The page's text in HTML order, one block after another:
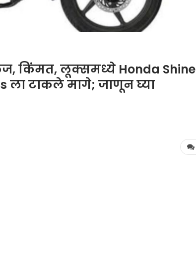
किंमत, लूक्समध्ये Honda Shine
ला टाकले मागे; जाणून घ्या